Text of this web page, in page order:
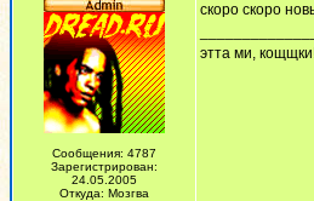
Сообщения: 4787
Зарегистрирован:
24.05.2005
Откуда: Мозгва
скоро скоро
этта ми,